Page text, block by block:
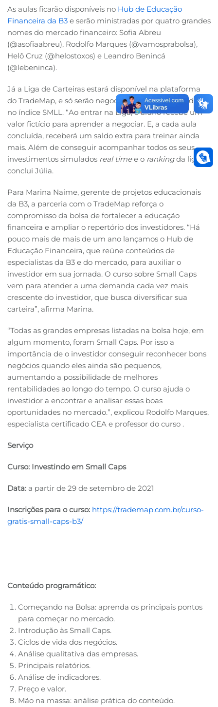
As aulas ficarão disponíveis no Hub de Educação
Financeira da B3 e serão ministradas por quatro grandes
nomes do mercado financeiro: Sofia Abreu
(@asofiaabreu), Rodolfo Marques (@vamosprabolsa),
Helô Cruz (@helostoxos) e Leandro Benincá
(@lebeninca).
Já a Liga de Carteiras estará disponível na plataforma
do TradeMap, e só serão negociadas as ações contidas
no índice SMLL. “Ao entrar na Liga, o aluno recebe um
valor fictício para aprender a negociar. E, a cada aula
concluída, receberá um saldo extra para treinar ainda
mais. Além de conseguir acompanhar todos os seus
investimentos simulados real timee o rankingda liga”,
conclui Júlia.
Para Marina Naime, gerente de projetos educacionais
da B3, a parceria com o TradeMap reforça o
compromisso da bolsa de fortalecer a educação
financeira e ampliar o repertório dos investidores. “Há
pouco mais de mais de um ano lançamos o Hub de
Educação Financeira, que reúne conteúdos de
especialistas da B3 e do mercado, para auxiliar o
investidor em sua jornada. O curso sobre Small Caps
vem para atender a uma demanda cada vez mais
crescente do investidor, que busca diversificar sua
carteira”, afirma Marina.
“Todas as grandes empresas listadas na bolsa hoje, em
algum momento, foram Small Caps. Por isso a
importância de o investidor conseguir reconhecer bons
negócios quando eles ainda são pequenos,
aumentando a possibilidade de melhores
rentabilidades ao longo do tempo. O curso ajuda o
investidor a encontrar e analisar essas boas
oportunidades no mercado.”, explicou Rodolfo Marques,
especialista certificado CEA e professor do curso .
Serviço
Curso: Investindo em Small Caps
Data: a partir de 29 de setembro de 2021
Inscrições para o curso: https://trademap.com.br/curso-
gratis-small-caps-b3/
Conteúdo programático:
Começando na Bolsa: aprenda os principais pontos
para começar no mercado.
Introdução às Small Caps.
Ciclos de vida dos negócios.
Análise qualitativa das empresas.
Principais relatórios.
Análise de indicadores.
Preço e valor.
Mão na massa: análise prática do conteúdo.